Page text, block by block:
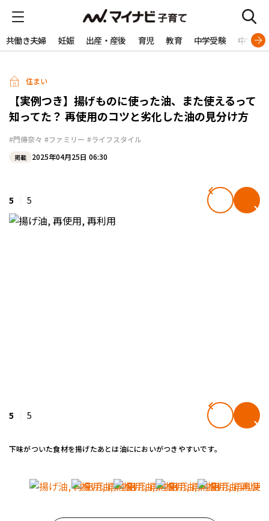
共働き夫婦 妊娠 出産・産後 育児 教育 中学受験 中学生
住まい
【実例つき】揚げものに使った油、また使えるって
知ってた？ 再使用のコツと劣化した油の見分け方
#門傳奈々 #ファミリー #ライフスタイル
掲載 2025年04月25日 06:30
5 5
5 5
下味がついた食材を揚げたあとは油ににおいがつきやすいです。